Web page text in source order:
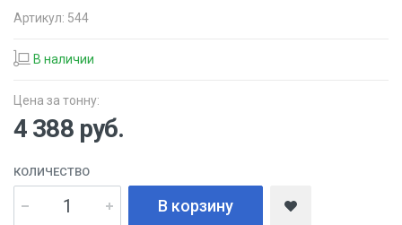
Артикул: 544
В наличии
Цена за тонну:
4 388 руб.
КОЛИЧЕСТВО
В корзину